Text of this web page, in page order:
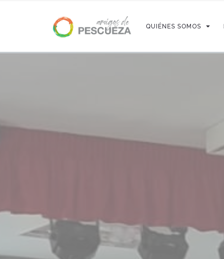
QUIÉNES SOMOS